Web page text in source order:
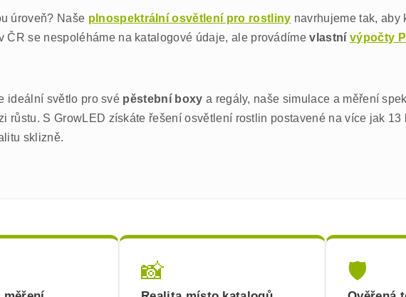
úroveň? Naše plnospektrální osvětlení pro rostliny navrhujeme tak, aby
ČR se nespoléháme na katalogové údaje, ale provádímevlastní výpočty
ideální světlo pro své pěstební boxy a regály, naše simulace a měření
růstu. S GrowLED získáte řešení osvětlení rostlin postavené na více jak 13
sklizně.
📸 🛡️